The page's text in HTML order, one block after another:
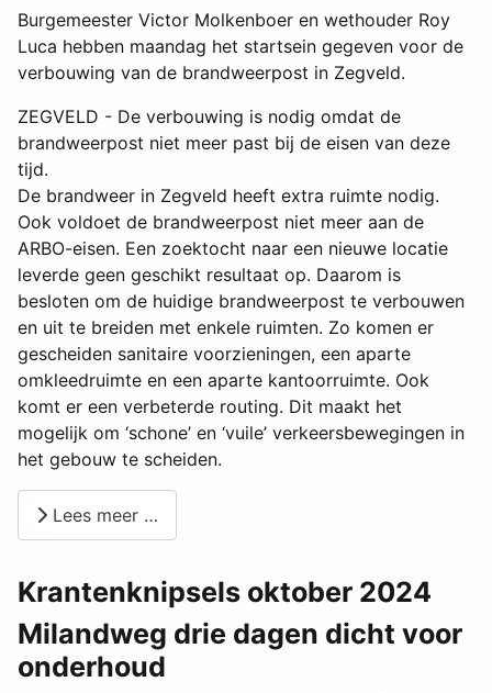
Burgemeester Victor Molkenboer en wethouder Roy
Luca hebben maandag het startsein gegeven voor de
verbouwing van de brandweerpost in Zegveld.
ZEGVELD - De verbouwing is nodig omdat de
brandweerpost niet meer past bij de eisen van deze
tijd.
De brandweer in Zegveld heeft extra ruimte nodig.
Ook voldoet de brandweerpost niet meer aan de
ARBO-eisen. Een zoektocht naar een nieuwe locatie
leverde geen geschikt resultaat op. Daarom is
besloten om de huidige brandweerpost te verbouwen
en uit te breiden met enkele ruimten. Zo komen er
gescheiden sanitaire voorzieningen, een aparte
omkleedruimte en een aparte kantoorruimte. Ook
komt er een verbeterde routing. Dit maakt het
mogelijk om ‘schone’ en ‘vuile’ verkeersbewegingen in
het gebouw te scheiden.
Lees meer …
Krantenknipsels oktober 2024
Milandweg drie dagen dicht voor
onderhoud